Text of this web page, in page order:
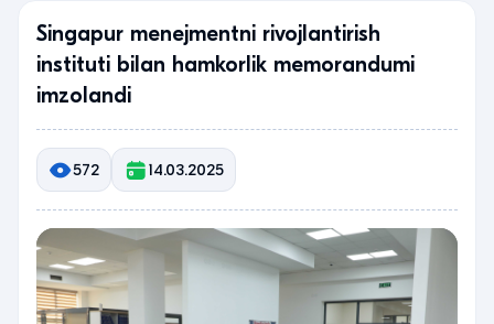
Singapur menejmentni rivojlantirish
instituti bilan hamkorlik memorandumi
imzolandi
572 14.03.2025